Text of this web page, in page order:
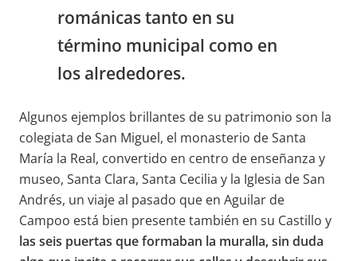
románicas tanto en su
término municipal como en
los alrededores.
Algunos ejemplos brillantes de su patrimonio son la
colegiata de San Miguel, el monasterio de Santa
María la Real, convertido en centro de enseñanza y
museo, Santa Clara, Santa Cecilia y la Iglesia de San
Andrés, un viaje al pasado que en Aguilar de
Campoo está bien presente también en su Castillo y
las seis puertas que formaban la muralla, sin duda